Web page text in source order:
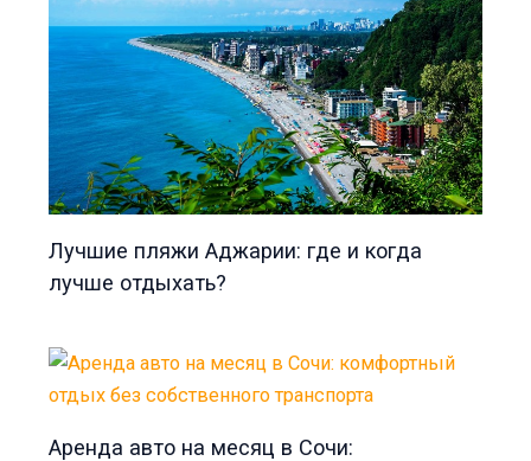
Лучшие пляжи Аджарии: где и когда
лучше отдыхать?
Аренда авто на месяц в Сочи: